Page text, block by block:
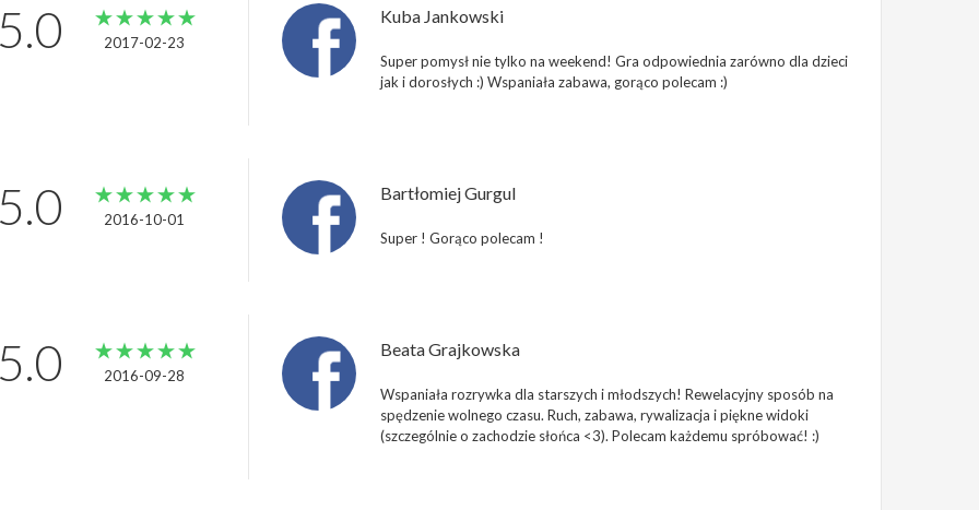
5.0 2017-02-23
Kuba Jankowski
Super pomysł nie tylko na weekend! Gra odpowiednia zarówno dla dzieci
jak i dorosłych :) Wspaniała zabawa, gorąco polecam :)
5.0 2016-10-01
Bartłomiej Gurgul
Super ! Gorąco polecam !
5.0 2016-09-28
Beata Grajkowska
Wspaniała rozrywka dla starszych i młodszych! Rewelacyjny sposób na
spędzenie wolnego czasu. Ruch, zabawa, rywalizacja i piękne widoki
(szczególnie o zachodzie słońca <3). Polecam każdemu spróbować! :)